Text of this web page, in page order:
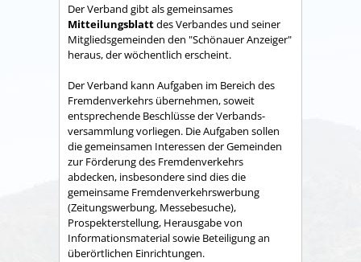
Der Verband gibt als gemeinsames
Mitteilungsblattdes Verbandes und seiner
Mitgliedsgemeinden den "Schönauer Anzeiger"
heraus, der wöchentlich erscheint.
Der Verband kann Aufgaben im Bereich des
Fremdenverkehrs übernehmen, soweit
entsprechende Beschlüsse der Verbands­
versammlung vorliegen. Die Aufgaben sollen
die gemeinsamen Interessen der Gemeinden
zur Förderung des Fremdenverkehrs
abdecken, insbesondere sind dies die
gemeinsame Fremden­verkehrswerbung
(Zeitungswerbung, Messebesuche),
Prospekter­stellung, Herausgabe von
Informationsmaterial sowie Betei­ligung an
überörtlichen Einrichtungen.